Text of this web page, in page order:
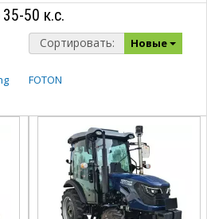
50 к.с.
Сортировать: Новые
FOTON